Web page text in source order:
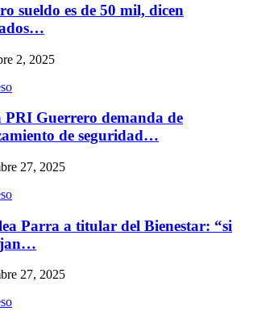
sueldo es de 50 mil, dicen
2, 2025
PRI Guerrero demanda de
de seguridad…
27, 2025
Parra a titular del Bienestar: “si
27, 2025